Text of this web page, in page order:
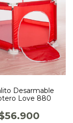
Desarmable
Love 880